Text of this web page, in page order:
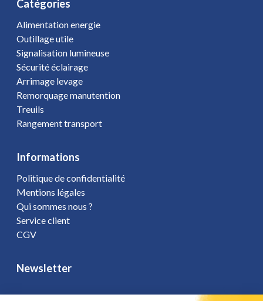
Catégories
Alimentation energie
Outillage utile
Signalisation lumineuse
Sécurité éclairage
Arrimage levage
Remorquage manutention
Treuils
Rangement transport
Informations
Politique de confidentialité
Mentions légales
Qui sommes nous ?
Service client
CGV
Newsletter